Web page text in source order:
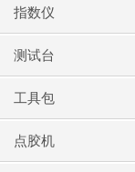
指数仪
测试台
工具包
点胶机